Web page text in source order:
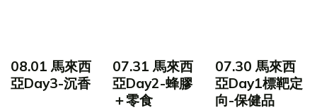
08.01 馬來西
亞Day3-沉香
07.31 馬來西
亞Day2-蜂膠
＋零食
07.30 馬來西
亞Day1標靶定
向-保健品